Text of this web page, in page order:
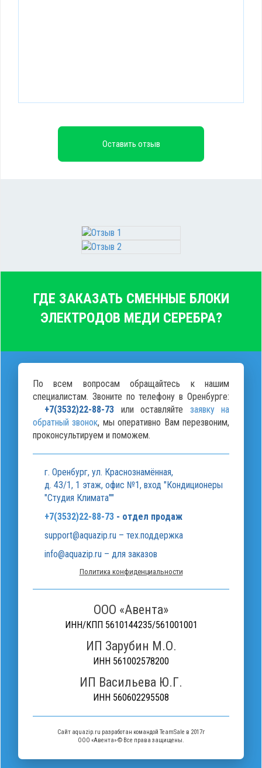
Оставить отзыв
ГДЕ ЗАКАЗАТЬ СМЕННЫЕ БЛОКИ
ЭЛЕКТРОДОВ МЕДИ СЕРЕБРА?
По всем вопросам обращайтесь к нашим
специалистам. Звоните по телефону в Оренбурге:
+7(3532)22-88-73 или оставляйте заявку на
обратный звонок, мы оперативно Вам перезвоним,
проконсультируем и поможем.
г. Оренбург, ул. Краснознамённая,
д. 43/1, 1 этаж, офис №1, вход "Кондиционеры
"Студия Климата""
+7(3532)22-88-73 - отдел продаж
support@aquazip.ru – тех.поддержка
info@aquazip.ru – для заказов
Политика конфиденциальности
ООО «Авента»
ИНН/КПП 5610144235/561001001
ИП Зарубин М.О.
ИНН 561002578200
ИП Васильева Ю.Г.
ИНН 560602295508
Сайт aquazip.ru разработан командой TeamSale в 2017г
ООО «Авента» © Все права защищены.